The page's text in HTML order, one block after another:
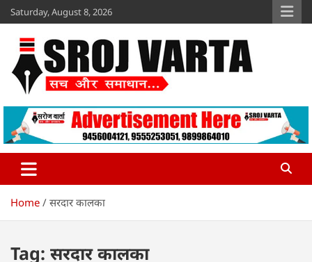
Skip
to
content
Saturday, August 8, 2026
Sroj Varta
www.srojvarta.in
Home सरदार कालका
Tag: सरदार कालका